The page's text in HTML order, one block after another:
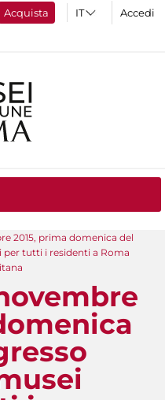
Acquista Accedi
2015, prima domenica del
per tutti i residenti a Roma